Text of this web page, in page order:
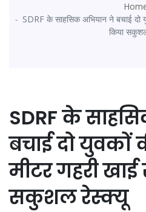
SDRF के साहसिक अभियान ने बचाई दो
किया
SDRF के
बचाई दो युवकों
मीटर गहरी
सकुशल रेस्क्यू